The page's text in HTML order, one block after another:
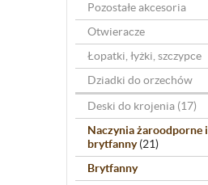
Pozostałe akcesoria
Otwieracze
Łopatki, łyżki, szczypce
Dziadki do orzechów
Deski do krojenia (17)
Naczynia żaroodporne i
brytfanny(21)
Brytfanny